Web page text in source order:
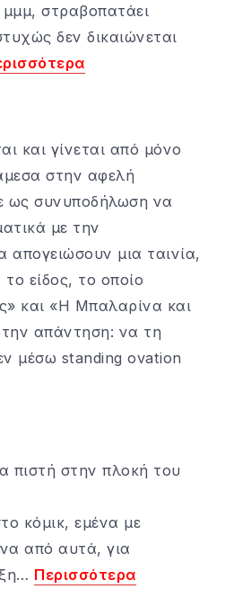
στραβοπατάει
δεν δικαιώνεται
και γίνεται από μόνο
στην αφελή
ως συνυποδήλωση να
με την
απογειώσουν μια ταινία,
είδος, το οποίο
και «Η Μπαλαρίνα και
απάντηση: να τη
μέσω standing ovation
πιστή στην πλοκή του
κόμικ, εμένα με
από αυτά, για
Περισσότερα